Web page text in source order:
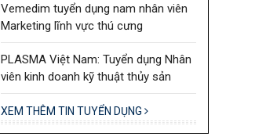
Vemedim tuyển dụng nam nhân viên
Marketing lĩnh vực thú cưng
PLASMA Việt Nam: Tuyển dụng Nhân
viên kinh doanh kỹ thuật thủy sản
XEM THÊM TIN TUYỂN DỤNG